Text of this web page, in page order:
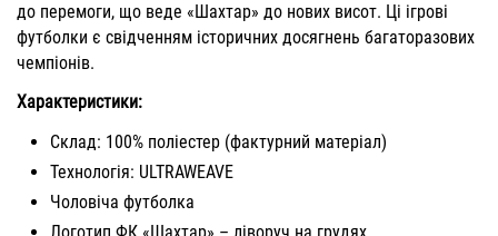
до перемоги, що веде «Шахтар» до нових висот. Ці ігрові
футболки є свідченням історичних досягнень багаторазових
чемпіонів.
Характеристики:
Склад: 100% поліестер (фактурний матеріал)
Технологія: ULTRAWEAVE
Чоловіча футболка